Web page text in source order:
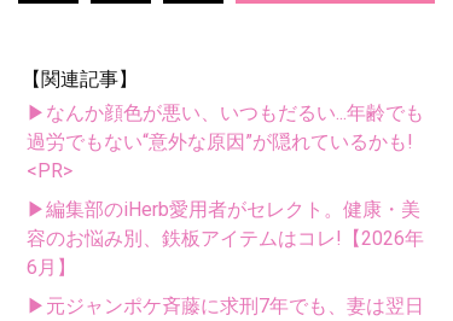
【関連記事】
▶なんか顔色が悪い、いつもだるい...年齢でも
過労でもない“意外な原因”が隠れているかも!
<PR>
▶編集部のiHerb愛用者がセレクト。健康・美
容のお悩み別、鉄板アイテムはコレ!【2026年
6月】
▶元ジャンポケ斉藤に求刑7年でも、妻は翌日